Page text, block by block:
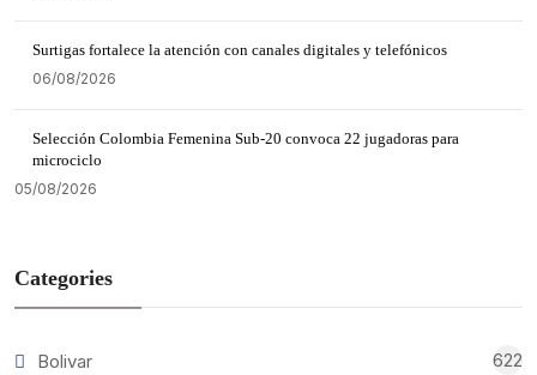
Surtigas fortalece la atención con canales digitales y telefónicos
06/08/2026
Selección Colombia Femenina Sub-20 convoca 22 jugadoras para
microciclo
05/08/2026
Categories
Bolivar 622